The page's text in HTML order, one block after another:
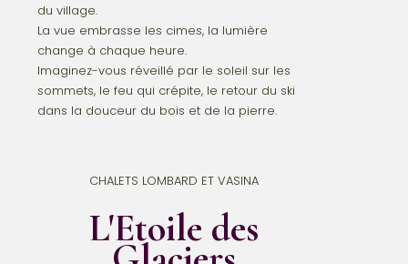
du village.
La vue embrasse les cimes, la lumière
change à chaque heure.
Imaginez-vous réveillé par le soleil sur les
sommets, le feu qui crépite, le retour du ski
dans la douceur du bois et de la pierre.
CHALETS LOMBARD ET VASINA
L'Etoile des